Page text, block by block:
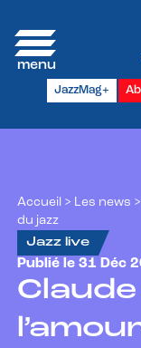
JazzMag+
Accueil > Les news >
du jazz
Jazz live
Publié le 31 Déc